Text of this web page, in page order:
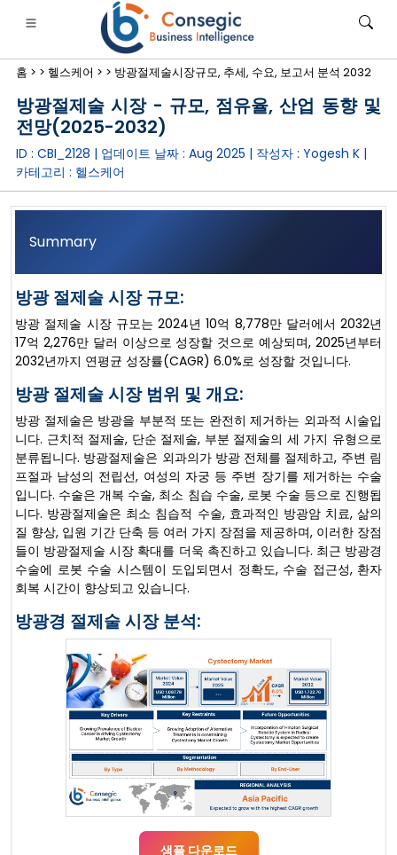
·금융·보험• 소비재
홈 > > 헬스케어 > > 방광절제술시장규모, 추세, 수요, 보고서 분석 2032
방광절제술 시장 - 규모, 점유율, 산업 동향 및
전망(2025-2032)
ID : CBI_2128 | 업데이트 날짜 : Aug 2025 | 작성자 : Yogesh K|
카테고리 : 헬스케어
Summary
방광 절제술 시장 규모:
방광 절제술 시장 규모는 2024년 10억 8,778만 달러에서 2032년
17억 2,276만 달러 이상으로 성장할 것으로 예상되며, 2025년부터
2032년까지 연평균 성장률(CAGR) 6.0%로 성장할 것입니다.
방광 절제술 시장 범위 및 개요:
방광 절제술은 방광을 부분적 또는 완전히 제거하는 외과적 시술입
니다. 근치적 절제술, 단순 절제술, 부분 절제술의 세 가지 유형으로
분류됩니다. 방광절제술은 외과의가 방광 전체를 절제하고, 주변 림
프절과 남성의 전립선, 여성의 자궁 등 주변 장기를 제거하는 수술
입니다. 수술은 개복 수술, 최소 침습 수술, 로봇 수술 등으로 진행됩
니다. 방광절제술은 최소 침습적 수술, 효과적인 방광암 치료, 삶의
질 향상, 입원 기간 단축 등 여러 가지 장점을 제공하며, 이러한 장점
들이 방광절제술 시장 확대를 더욱 촉진하고 있습니다. 최근 방광경
수술에 로봇 수술 시스템이 도입되면서 정확도, 수술 접근성, 환자
회복 시간이 향상되고 있습니다.
방광경 절제술 시장 분석:
샘플 다운로드